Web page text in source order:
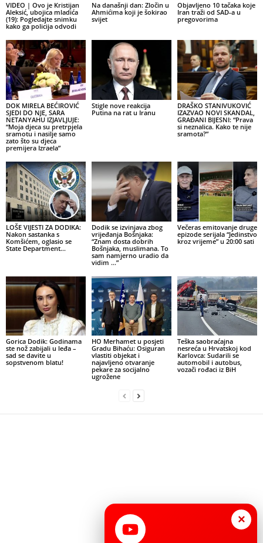
VIDEO | Ovo je Kristijan
Aleksić, ubojica mladića
(19): Pogledajte snimku
kako ga policija odvodi
Na današnji dan: Zločin u
Ahmićima koji je šokirao
svijet
Objavljeno 10 tačaka koje
Iran traži od SAD-a u
pregovorima
DOK MIRELA BEĆIROVIĆ
SJEDI DO NJE, SARA
NETANYAHU IZJAVLJUJE:
“Moja djeca su pretrpjela
sramotu i nasilje samo
zato što su djeca
premijera Izraela”
Stigle nove reakcija
Putina na rat u Iranu
DRAŠKO STANIVUKOVIĆ
IZAZVAO NOVI SKANDAL,
GRAĐANI BIJESNI: “Prava
si neznalica. Kako te nije
sramota?”
LOŠE VIJESTI ZA DODIKA:
Nakon sastanka s
Komšićem, oglasio se
State Department…
Dodik se izvinjava zbog
vrijeđanja Bošnjaka:
“Znam dosta dobrih
Bošnjaka, muslimana. To
sam namjerno uradio da
vidim …”
Večeras emitovanje druge
epizode serijala “Jedinstvo
kroz vrijeme” u 20:00 sati
Gorica Dodik: Godinama
ste nož zabijali u leđa –
sad se davite u
sopstvenom blatu!
HO Merhamet u posjeti
Gradu Bihaću: Osiguran
vlastiti objekat i
najavljeno otvaranje
pekare za socijalno
ugrožene
Teška saobraćajna
nesreća u Hrvatskoj kod
Karlovca: Sudarili se
automobil i autobus,
vozači rođaci iz BiH
×